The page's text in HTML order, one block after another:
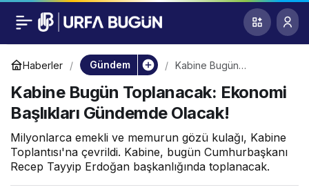
Haberler Gündem
Kabine Bugün
Başlıkları Gündemde
Olacak!
Kabine Bugün Toplanacak: Ekonomi
Başlıkları Gündemde Olacak!
Milyonlarca emekli ve memurun gözü kulağı, Kabine
Toplantısı'na çevrildi. Kabine, bugün Cumhurbaşkanı
Recep Tayyip Erdoğan başkanlığında toplanacak.
Kabine Bugün
Toplanacak: Ekonomi
Başlıkları Gündemde
Olacak!
0